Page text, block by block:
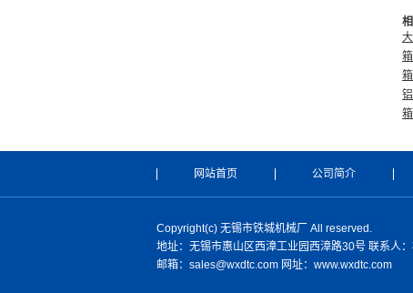
网站首页 公司简介
Copyright(c) 无锡市铁城机械厂 All reserved.
地址：无锡市惠山区西漳工业园西漳路30号 联系人
邮箱：sales@wxdtc.com 网址：www.wxdtc.com